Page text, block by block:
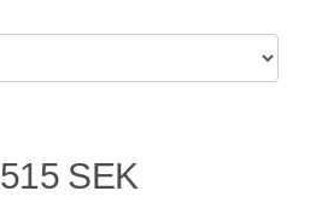
SEK